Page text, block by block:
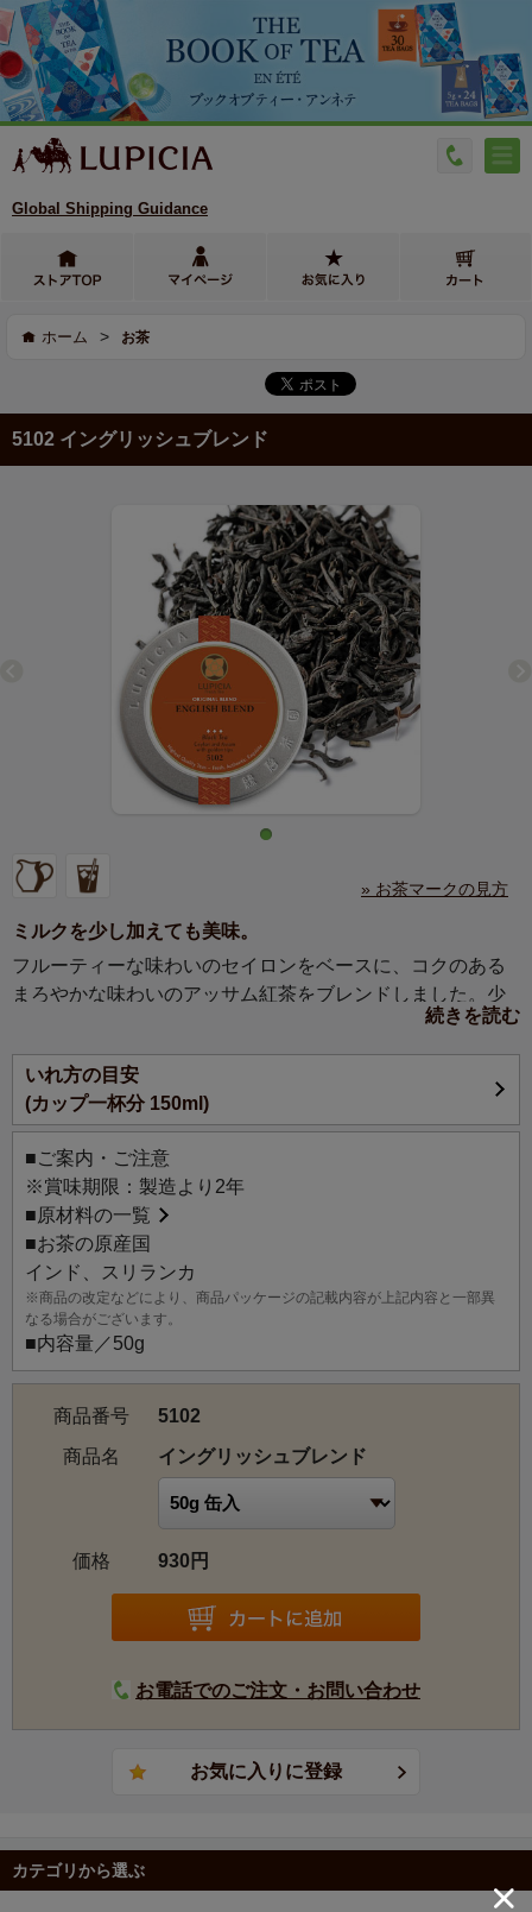
Global Shipping Guidance
ホーム > お茶
5102 イングリッシュブレンド
» お茶マークの見方
ミルクを少し加えても美味。
フルーティーな味わいのセイロンをベースに、コクのある
まろやかな味わいのアッサム紅茶をブレンドしました。少
続きを読む
いれ方の目安
(カップ一杯分 150ml)
■ご案内・ご注意
※賞味期限：製造より2年
■原材料の一覧
■お茶の原産国
インド、スリランカ
※商品の改定などにより、商品パッケージの記載内容が上記内容と一部異
なる場合がございます。
■内容量／50g
商品番号
5102
商品名
イングリッシュブレンド
価格 930円
お電話でのご注文・お問い合わせ
カテゴリから選ぶ